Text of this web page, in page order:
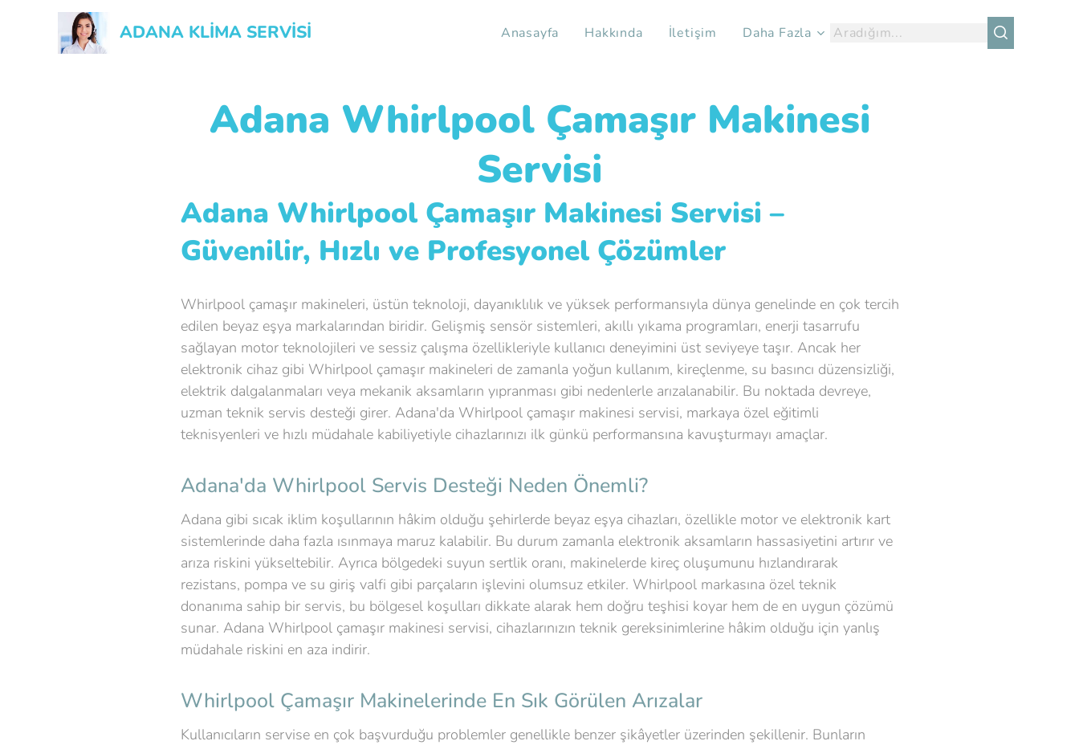
ADANA KLİMA SERVİSİ Anasayfa Hakkında İletişim Daha Fazla
Adana Whirlpool Çamaşır Makinesi
Servisi
Adana Whirlpool Çamaşır Makinesi Servisi –
Güvenilir, Hızlı ve Profesyonel Çözümler
Whirlpool çamaşır makineleri, üstün teknoloji, dayanıklılık ve yüksek performansıyla dünya genelinde en çok tercih
edilen beyaz eşya markalarından biridir. Gelişmiş sensör sistemleri, akıllı yıkama programları, enerji tasarrufu
sağlayan motor teknolojileri ve sessiz çalışma özellikleriyle kullanıcı deneyimini üst seviyeye taşır. Ancak her
elektronik cihaz gibi Whirlpool çamaşır makineleri de zamanla yoğun kullanım, kireçlenme, su basıncı düzensizliği,
elektrik dalgalanmaları veya mekanik aksamların yıpranması gibi nedenlerle arızalanabilir. Bu noktada devreye,
uzman teknik servis desteği girer. Adana'da Whirlpool çamaşır makinesi servisi, markaya özel eğitimli
teknisyenleri ve hızlı müdahale kabiliyetiyle cihazlarınızı ilk günkü performansına kavuşturmayı amaçlar.
Adana'da Whirlpool Servis Desteği Neden Önemli?
Adana gibi sıcak iklim koşullarının hâkim olduğu şehirlerde beyaz eşya cihazları, özellikle motor ve elektronik kart
sistemlerinde daha fazla ısınmaya maruz kalabilir. Bu durum zamanla elektronik aksamların hassasiyetini artırır ve
arıza riskini yükseltebilir. Ayrıca bölgedeki suyun sertlik oranı, makinelerde kireç oluşumunu hızlandırarak
rezistans, pompa ve su giriş valfi gibi parçaların işlevini olumsuz etkiler. Whirlpool markasına özel teknik
donanıma sahip bir servis, bu bölgesel koşulları dikkate alarak hem doğru teşhisi koyar hem de en uygun çözümü
sunar. Adana Whirlpool çamaşır makinesi servisi, cihazlarınızın teknik gereksinimlerine hâkim olduğu için yanlış
müdahale riskini en aza indirir.
Whirlpool Çamaşır Makinelerinde En Sık Görülen Arızalar
Kullanıcıların servise en çok başvurduğu problemler genellikle benzer şikâyetler üzerinden şekillenir. Bunların